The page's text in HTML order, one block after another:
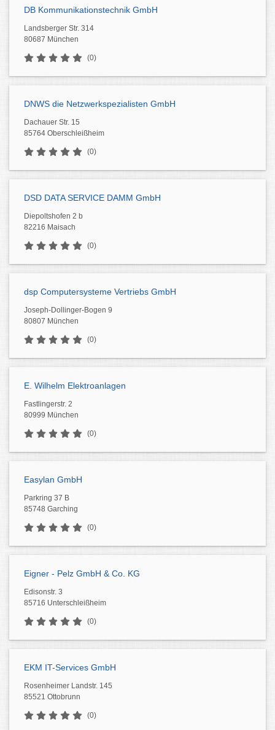
DB Kommunikationstechnik GmbH
Landsberger Str. 314
80687 München
(0)
DNWS die Netzwerkspezialisten GmbH
Dachauer Str. 15
85764 Oberschleißheim
(0)
DSD DATA SERVICE DAMM GmbH
Diepoltshofen 2 b
82216 Maisach
(0)
dsp Computersysteme Vertriebs GmbH
Joseph-Dollinger-Bogen 9
80807 München
(0)
E. Wilhelm Elektroanlagen
Fastlingerstr. 2
80999 München
(0)
Easylan GmbH
Parkring 37 B
85748 Garching
(0)
Eigner - Pelz GmbH & Co. KG
Edisonstr. 3
85716 Unterschleißheim
(0)
EKM IT-Services GmbH
Rosenheimer Landstr. 145
85521 Ottobrunn
(0)